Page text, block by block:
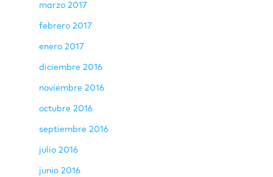
marzo 2017
febrero 2017
enero 2017
diciembre 2016
noviembre 2016
octubre 2016
septiembre 2016
julio 2016
junio 2016